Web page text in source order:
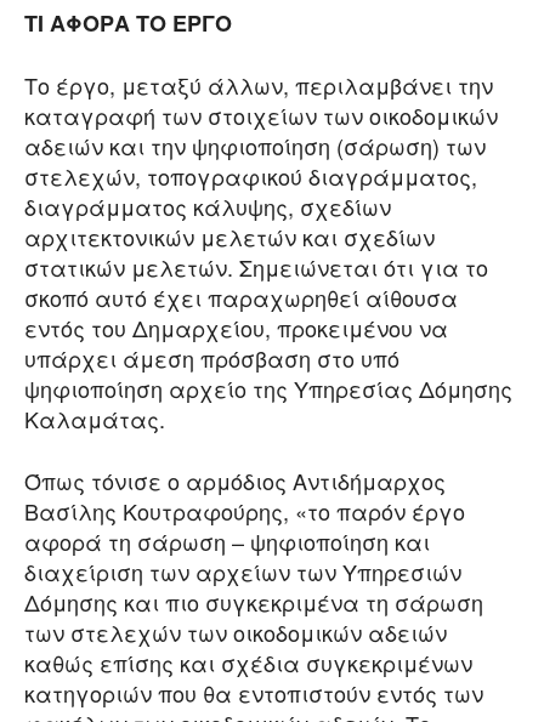
ΤΙ ΑΦΟΡΑ ΤΟ ΕΡΓΟ
Το έργο, μεταξύ άλλων, περιλαμβάνει την
καταγραφή των στοιχείων των οικοδομικών
αδειών και την ψηφιοποίηση (σάρωση) των
στελεχών, τοπογραφικού διαγράμματος,
διαγράμματος κάλυψης, σχεδίων
αρχιτεκτονικών μελετών και σχεδίων
στατικών μελετών. Σημειώνεται ότι για το
σκοπό αυτό έχει παραχωρηθεί αίθουσα
εντός του Δημαρχείου, προκειμένου να
υπάρχει άμεση πρόσβαση στο υπό
ψηφιοποίηση αρχείο της Υπηρεσίας Δόμησης
Καλαμάτας.
Όπως τόνισε ο αρμόδιος Αντιδήμαρχος
Βασίλης Κουτραφούρης, «το παρόν έργο
αφορά τη σάρωση – ψηφιοποίηση και
διαχείριση των αρχείων των Υπηρεσιών
Δόμησης και πιο συγκεκριμένα τη σάρωση
των στελεχών των οικοδομικών αδειών
καθώς επίσης και σχέδια συγκεκριμένων
κατηγοριών που θα εντοπιστούν εντός των